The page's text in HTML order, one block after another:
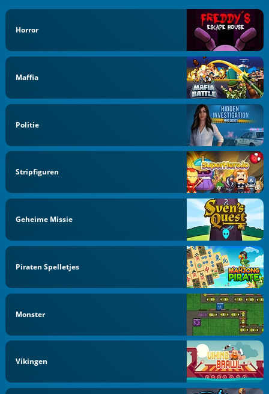
Horror
Maffia
Politie
Stripfiguren
Geheime Missie
Piraten Spelletjes
Monster
Vikingen